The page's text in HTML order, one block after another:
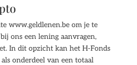
www.geldlenen.be om je te
ons een lening aanvragen,
In dit opzicht kan het H-Fonds
onderdeel van een totaal